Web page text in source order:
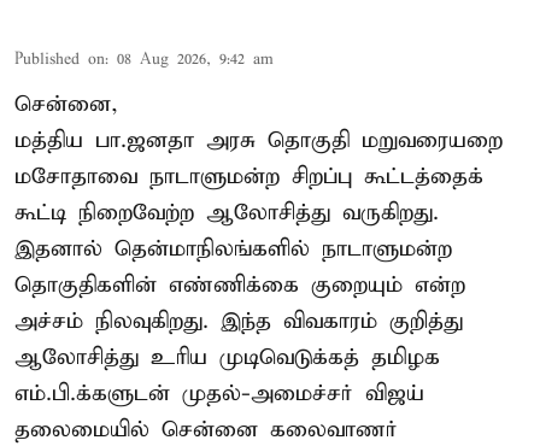
Published on: 08 Aug 2026, 9:42 am
சென்னை,
மத்திய பா.ஜனதா அரசு தொகுதி மறுவரையறை
மசோதாவை நாடாளுமன்ற சிறப்பு கூட்டத்தைக்
கூட்டி நிறைவேற்ற ஆலோசித்து வருகிறது.
இதனால் தென்மாநிலங்களில் நாடாளுமன்ற
தொகுதிகளின் எண்ணிக்கை குறையும் என்ற
அச்சம் நிலவுகிறது. இந்த விவகாரம் குறித்து
ஆலோசித்து உரிய முடிவெடுக்கத் தமிழக
எம்.பி.க்களுடன் முதல்-அமைச்சர் விஜய்
தலைமையில் சென்னை கலைவாணர்